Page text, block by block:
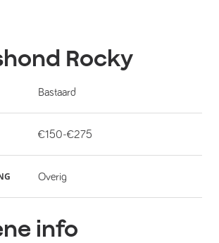
Rocky
Bastaard
€150-€275
Overig
info